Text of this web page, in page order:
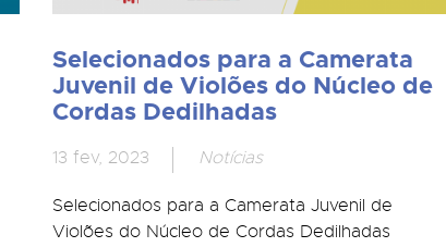
Selecionados para a Camerata
Juvenil de Violões do Núcleo de
Cordas Dedilhadas
13 fev, 2023 Notícias
Selecionados para a Camerata Juvenil de
Violões do Núcleo de Cordas Dedilhadas